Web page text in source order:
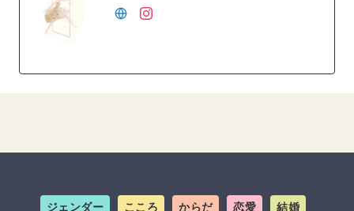
ジェンダー こころ からだ 恋愛 結婚